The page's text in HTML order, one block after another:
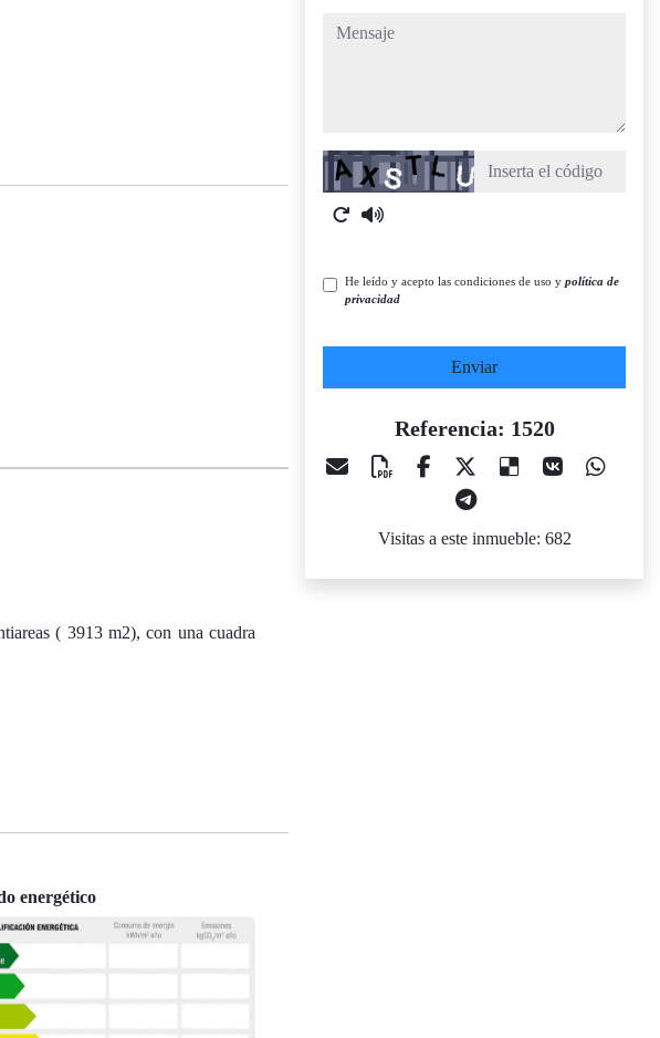
( 3913 m2), con una cuadra
energético
mensaje
Captcha
He leído y acepto las condiciones de uso y política de
privacidad
Enviar
Referencia: 1520
Visitas a este inmueble: 682